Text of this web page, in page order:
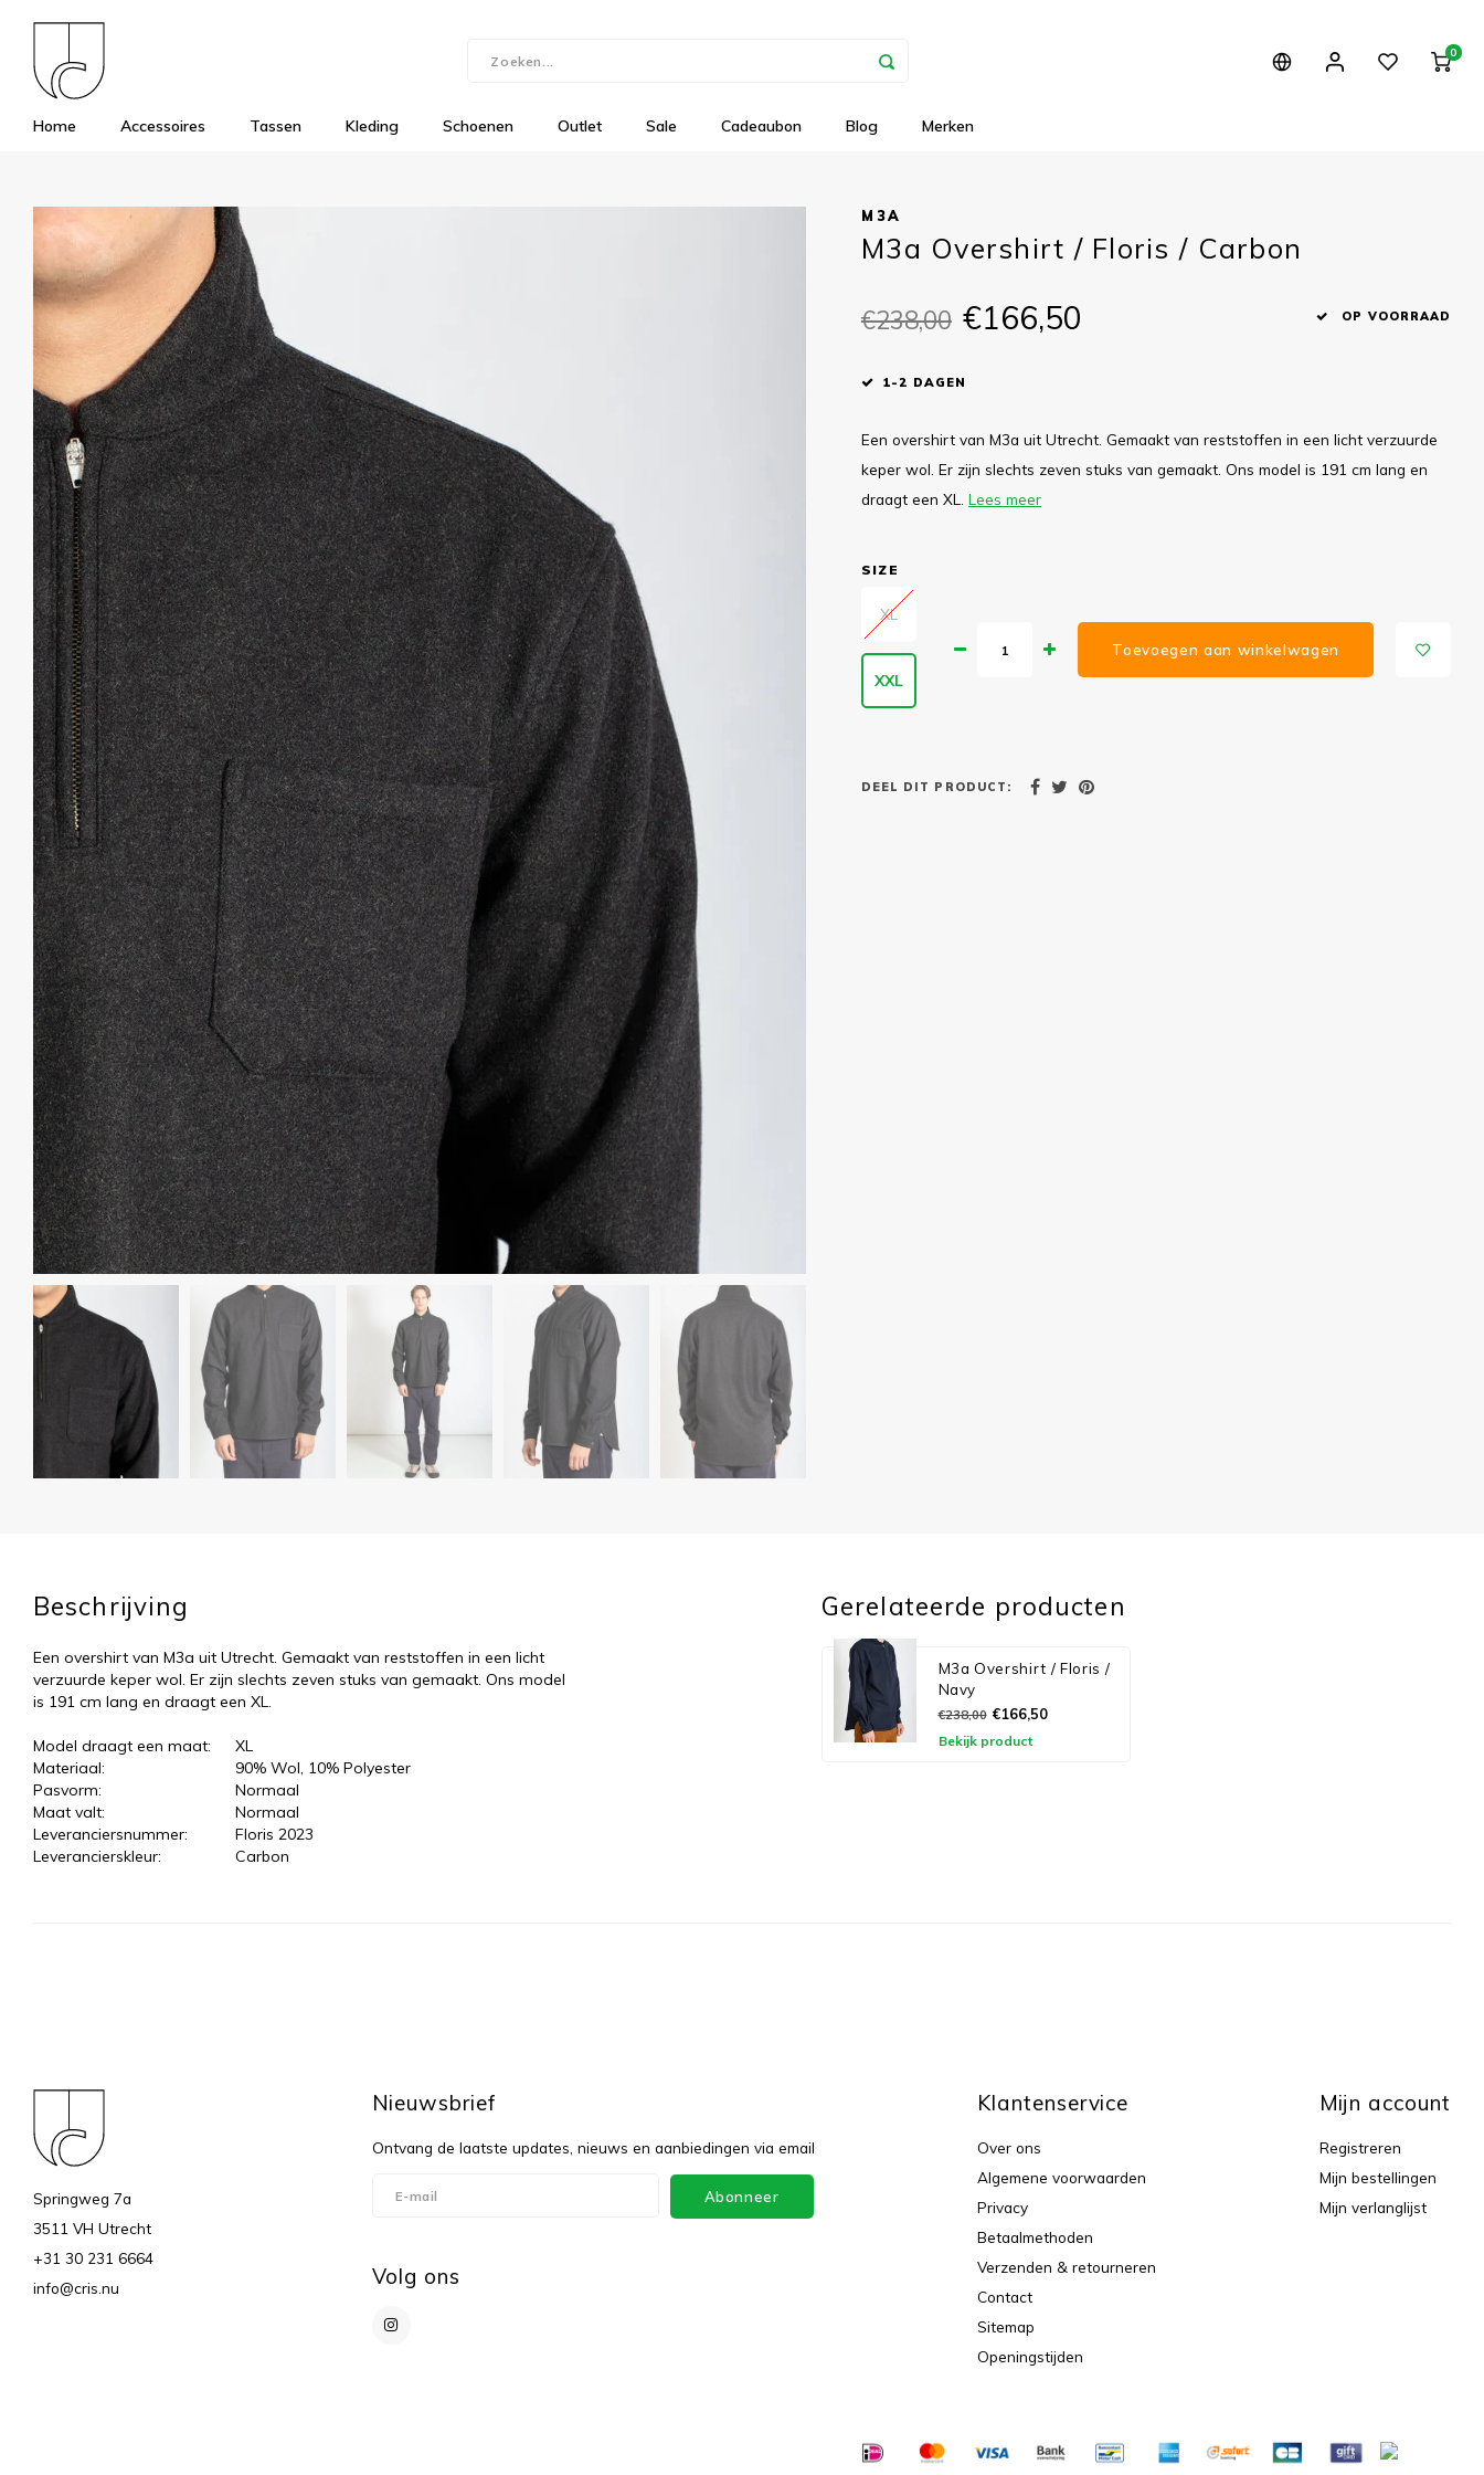
0
Home Accessoires Tassen Kleding Schoenen Outlet Sale Cadeaubon Blog Merken
M3A
M3a Overshirt / Floris / Carbon
€238,00 €166,50 OP VOORRAAD
1-2 DAGEN
Een overshirt van M3a uit Utrecht. Gemaakt van reststoffen in een licht verzuurde
keper wol. Er zijn slechts zeven stuks van gemaakt. Ons model is 191 cm lang en
draagt een XL. Lees meer
SIZE
XL
XXL
Toevoegen aan winkelwagen
DEEL DIT PRODUCT:
Beschrijving
Een overshirt van M3a uit Utrecht. Gemaakt van reststoffen in een licht
verzuurde keper wol. Er zijn slechts zeven stuks van gemaakt. Ons model
is 191 cm lang en draagt een XL.
Model draagt een maat:
XL
Materiaal:
90% Wol, 10% Polyester
Pasvorm:
Normaal
Maat valt:
Normaal
Leveranciersnummer:
Floris 2023
Leverancierskleur:
Carbon
Gerelateerde producten
M3a Overshirt / Floris /
Navy
€238,00 €166,50
Bekijk product
Springweg 7a
3511 VH Utrecht
+31 30 231 6664
info@cris.nu
Nieuwsbrief
Ontvang de laatste updates, nieuws en aanbiedingen via email
Abonneer
Volg ons
Klantenservice
Over ons
Algemene voorwaarden
Privacy
Betaalmethoden
Verzenden & retourneren
Contact
Sitemap
Openingstijden
Mijn account
Registreren
Mijn bestellingen
Mijn verlanglijst